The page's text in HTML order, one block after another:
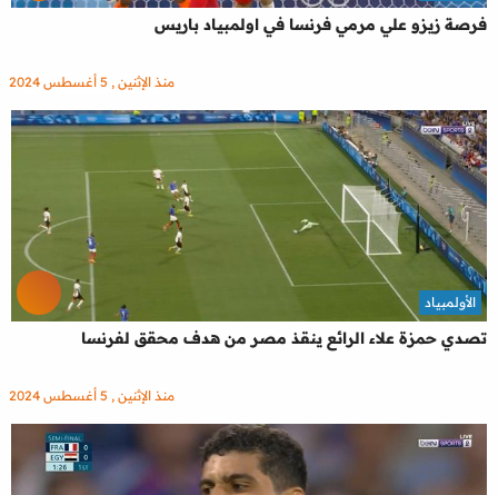
فرصة زيزو علي مرمي فرنسا في اولمبياد باريس
منذ الإثنين , 5 أغسطس 2024
تصدي حمزة علاء الرائع ينقذ مصر من هدف محقق لفرنسا
الأولمبياد
منذ الإثنين , 5 أغسطس 2024